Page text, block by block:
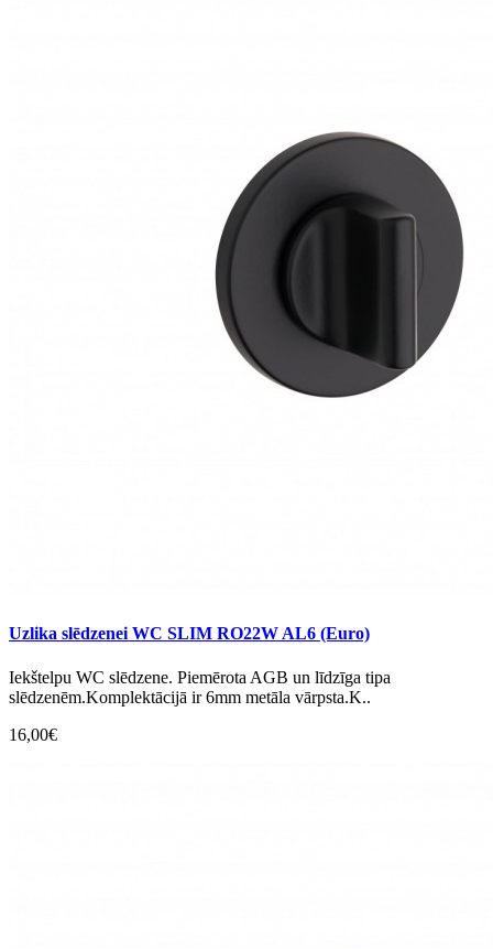
Uzlika slēdzenei WC SLIM RO22W AL6 (Euro)
Iekštelpu WC slēdzene. Piemērota AGB un līdzīga tipa
slēdzenēm.Komplektācijā ir 6mm metāla vārpsta.K..
16,00€